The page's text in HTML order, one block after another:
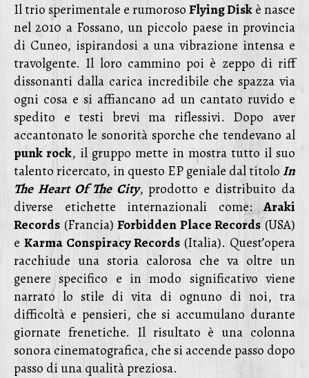
Il trio sperimentale e rumorosoFlying Diskè nasce
nel 2010 a Fossano, un piccolo paese in provincia
di Cuneo, ispirandosi a una vibrazione intensa e
travolgente. Il loro cammino poi è zeppo di riff
dissonanti dalla carica incredibile che spazza via
ogni cosa e si affiancano ad un cantato ruvido e
spedito e testi brevi ma riflessivi. Dopo aver
accantonato le sonorità sporche che tendevano al
punk rock, il gruppo mette in mostra tutto il suo
talento ricercato, in questo EP geniale dal titolo In
The Heart Of The City, prodotto e distribuito da
diverse etichette internazionali come:Araki
Records (Francia)Forbidden Place Records(USA)
e Karma Conspiracy Records(Italia). Quest’opera
racchiude una storia calorosa che va oltre un
genere specifico e in modo significativo viene
narrato lo stile di vita di ognuno di noi, tra
difficoltà e pensieri, che si accumulano durante
giornate frenetiche. Il risultato è una colonna
sonora cinematografica, che si accende passo dopo
passo di una qualità preziosa.